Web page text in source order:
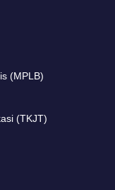
(MPLB)
(TKJT)